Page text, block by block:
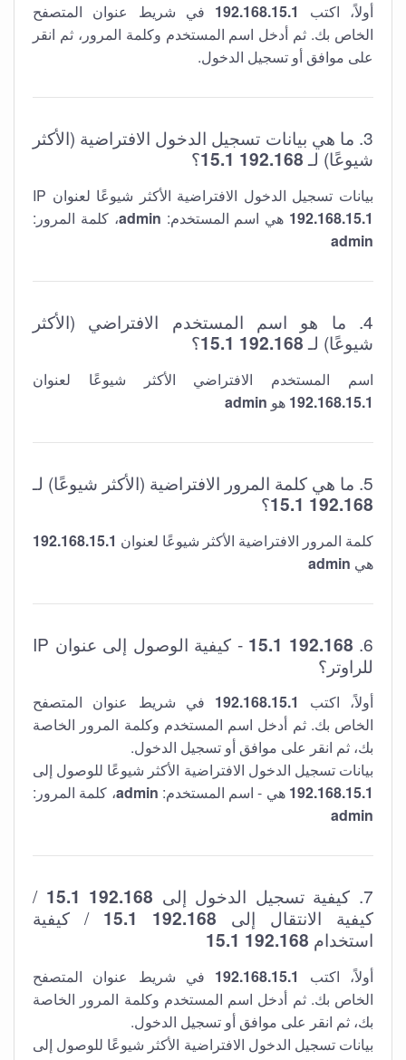
أولاً، اكتب 192.168.15.1 في شريط عنوان المتصفح
الخاص بك. ثم أدخل اسم المستخدم وكلمة المرور، ثم انقر
على موافق أو تسجيل الدخول.
3. ما هي بيانات تسجيل الدخول الافتراضية (الأكثر
شيوعًا) لـ192.168 15.1 ؟
بيانات تسجيل الدخول الافتراضية الأكثر شيوعًا لعنوان IP
192.168.15.1 هي اسم المستخدم: admin، كلمة المرور:
admin
4. ما هو اسم المستخدم الافتراضي (الأكثر
شيوعًا) لـ192.168 15.1 ؟
اسم المستخدم الافتراضي الأكثر شيوعًا لعنوان
192.168.15.1 هو admin
5. ما هي كلمة المرور الافتراضية (الأكثر شيوعًا) لـ
192.168 15.1 ؟
كلمة المرور الافتراضية الأكثر شيوعًا لعنوان 192.168.15.1
هي admin
6.
192.168 15.1
- كيفية الوصول إلى عنوان IP
للراوتر؟
أولاً، اكتب 192.168.15.1 في شريط عنوان المتصفح
الخاص بك. ثم أدخل اسم المستخدم وكلمة المرور الخاصة
بك، ثم انقر على موافق أو تسجيل الدخول.
بيانات تسجيل الدخول الافتراضية الأكثر شيوعًا للوصول إلى
192.168.15.1 هي - اسم المستخدم: admin، كلمة المرور:
admin
7. كيفية تسجيل الدخول إلى 192.168 15.1
/
كيفية الانتقال إلى 192.168 15.1
/ كيفية
استخدام 192.168 15.1
أولاً، اكتب 192.168.15.1 في شريط عنوان المتصفح
الخاص بك. ثم أدخل اسم المستخدم وكلمة المرور الخاصة
بك، ثم انقر على موافق أو تسجيل الدخول.
بيانات تسجيل الدخول الافتراضية الأكثر شيوعًا للوصول إلى